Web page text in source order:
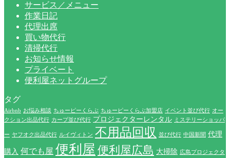
サービス／メニュー
作業日記
代理出席
買い物代行
清掃代行
お知らせ情報
プライベート
便利屋ネットグループ
タグ
Airbnb お悩み相談 ちゅーピーくらぶ ちゅーピーくらぶ加盟店 イベント並び代行 オー
クション出品代行 カープ並び代行 プロジェクターレンタル ミステリーショッパ
ー ヤフオク出品代行 ルイヴィトン 不用品回収 並び代行 中国新聞 代理
購入 何でも屋 便利屋 便利屋広島 大掃除 広島プロジェクタ